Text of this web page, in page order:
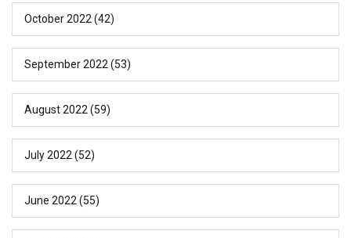
October 2022 (42)
September 2022 (53)
August 2022 (59)
July 2022 (52)
June 2022 (55)